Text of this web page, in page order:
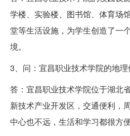
学楼、实验楼、图书馆、体育场
堂等生活设施，为学生创造了一
境。
3、问：宜昌职业技术学院的地理
答：宜昌职业技术学院位于湖北
新技术产业开发区，交通便利，
中心也不远，生活和学习都很方便